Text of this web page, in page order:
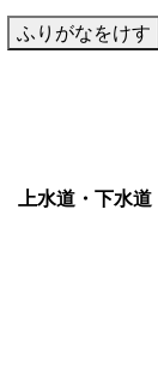
ふりがなをけす
上水道・下水道